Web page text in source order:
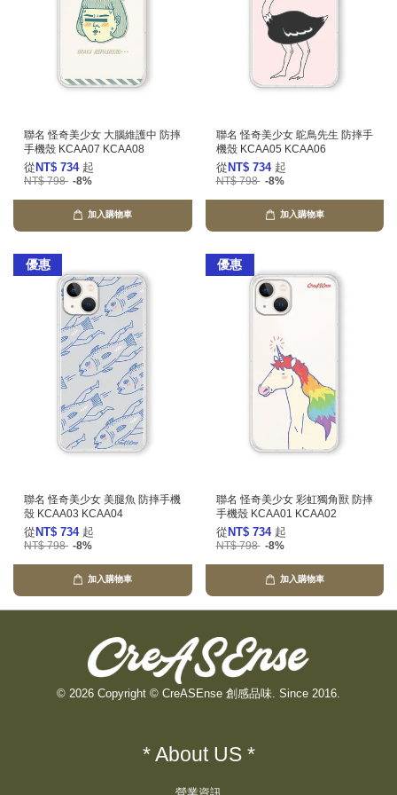
聯名 怪奇美少女 大腦維護中 防摔
手機殼 KCAA07 KCAA08
從 NT$ 734 起
NT$ 798 -8%
加入購物車
聯名 怪奇美少女 鴕鳥先生 防摔手
機殼 KCAA05 KCAA06
從 NT$ 734 起
NT$ 798 -8%
加入購物車
優惠
聯名 怪奇美少女 美腿魚 防摔手機
殼 KCAA03 KCAA04
從 NT$ 734 起
NT$ 798 -8%
加入購物車
優惠
聯名 怪奇美少女 彩虹獨角獸 防摔
手機殼 KCAA01 KCAA02
從 NT$ 734 起
NT$ 798 -8%
加入購物車
© 2026 Copyright © CreASEnse 創感品味. Since 2016.
* About US *